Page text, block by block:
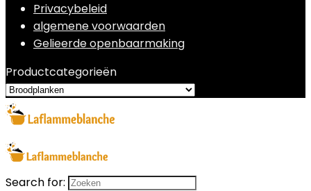
Privacybeleid
algemene voorwaarden
Gelieerde openbaarmaking
Productcategorieën
Search for: